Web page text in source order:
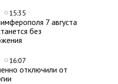
15:35
7 августа
без
16:07
отключили от